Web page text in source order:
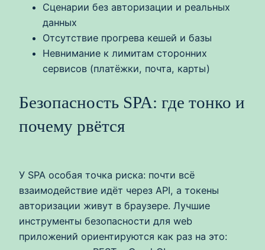
Сценарии без авторизации и реальных
данных
Отсутствие прогрева кешей и базы
Невнимание к лимитам сторонних
сервисов (платёжки, почта, карты)
Безопасность SPA: где тонко и
почему рвётся
У SPA особая точка риска: почти всё
взаимодействие идёт через API, а токены
авторизации живут в браузере. Лучшие
инструменты безопасности для web
приложений ориентируются как раз на это: